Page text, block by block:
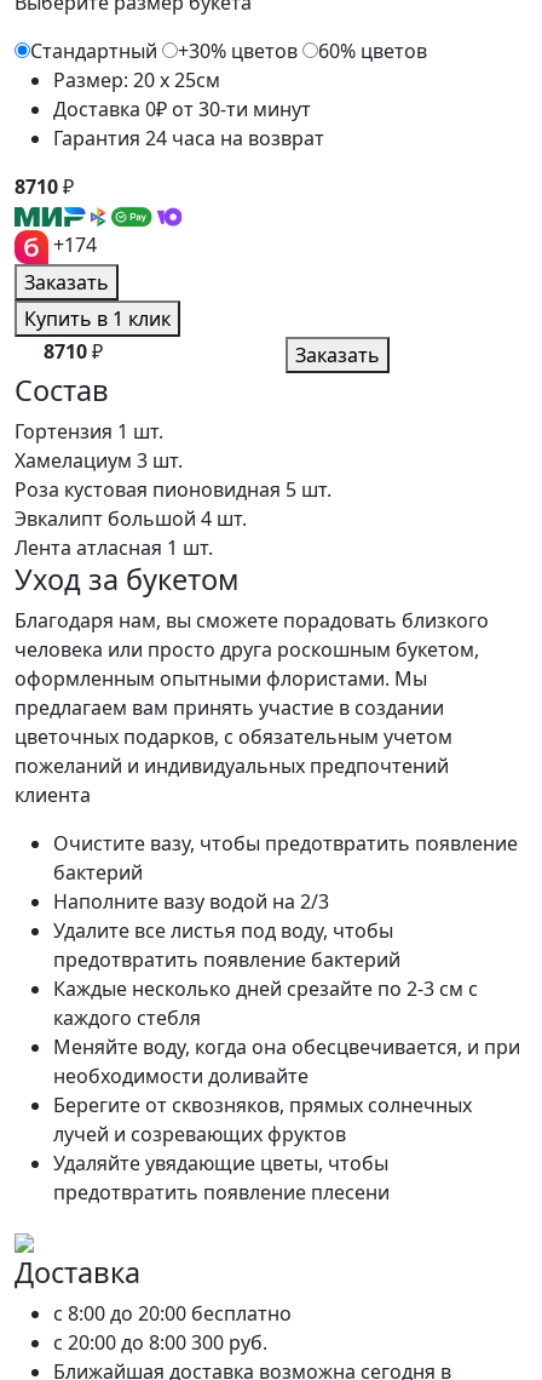
Стандартный
+30% цветов
60% цветов
Размер: 20 x 25см
Доставка 0₽ от 30-ти минут
Гарантия 24 часа на возврат
8710₽
+174
Заказать
Купить в 1 клик
8710₽ Заказать
Состав
Гортензия 1 шт.
Хамелациум 3 шт.
Роза кустовая пионовидная 5 шт.
Эвкалипт большой 4 шт.
Лента атласная 1 шт.
Уход за букетом
Благодаря нам, вы сможете порадовать близкого
человека или просто друга роскошным букетом,
оформленным опытными флористами. Мы
предлагаем вам принять участие в создании
цветочных подарков, с обязательным учетом
пожеланий и индивидуальных предпочтений
клиента
Очистите вазу, чтобы предотвратить появление
бактерий
Наполните вазу водой на 2/3
Удалите все листья под воду, чтобы
предотвратить появление бактерий
Каждые несколько дней срезайте по 2-3 см с
каждого стебля
Меняйте воду, когда она обесцвечивается, и при
необходимости доливайте
Берегите от сквозняков, прямых солнечных
лучей и созревающих фруктов
Удаляйте увядающие цветы, чтобы
предотвратить появление плесени
Доставка
c 8:00 до 20:00 бесплатно
c 20:00 до 8:00300 руб.
Ближайшая доставка возможна сегодня в